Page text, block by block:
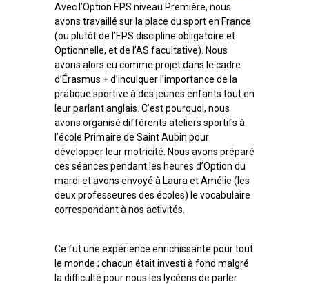
Avec l’Option EPS niveau Première, nous
avons travaillé sur la place du sport en France
(ou plutôt de l’EPS discipline obligatoire et
Optionnelle, et de l’AS facultative). Nous
avons alors eu comme projet dans le cadre
d’Érasmus + d’inculquer l’importance de la
pratique sportive à des jeunes enfants tout en
leur parlant anglais. C’est pourquoi, nous
avons organisé différents ateliers sportifs à
l’école Primaire de Saint Aubin pour
développer leur motricité. Nous avons préparé
ces séances pendant les heures d’Option du
mardi et avons envoyé à Laura et Amélie (les
deux professeures des écoles) le vocabulaire
correspondant à nos activités.
Ce fut une expérience enrichissante pour tout
le monde ; chacun était investi à fond malgré
la difficulté pour nous les lycéens de parler